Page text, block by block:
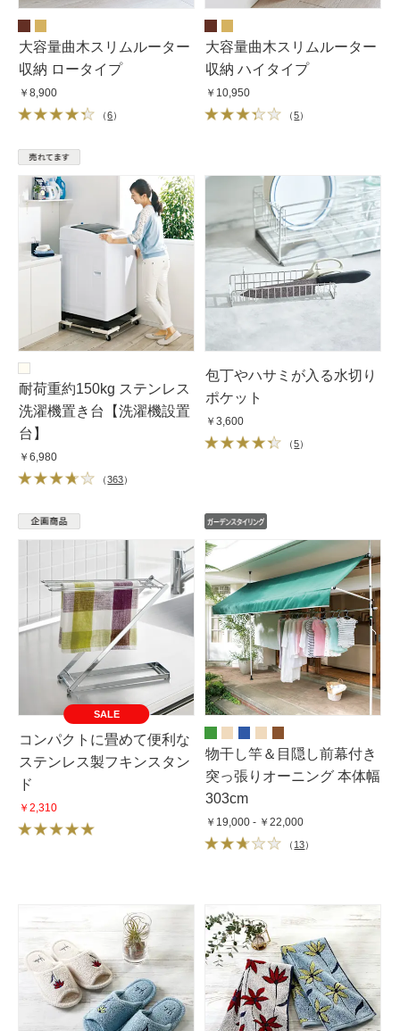
大容量曲木スリムルーター
収納 ロータイプ
￥8,900
（6）
大容量曲木スリムルーター
収納 ハイタイプ
￥10,950
（5）
耐荷重約150kg ステンレス
洗濯機置き台【洗濯機設置
台】
￥6,980
（363）
包丁やハサミが入る水切り
ポケット
￥3,600
（5）
SALE
コンパクトに畳めて便利な
ステンレス製フキンスタン
ド
￥2,310
物干し竿＆目隠し前幕付き
突っ張りオーニング 本体幅
303cm
￥19,000 - ￥22,000
（ 13）